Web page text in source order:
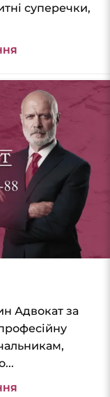
суперечки,
Адвокат за